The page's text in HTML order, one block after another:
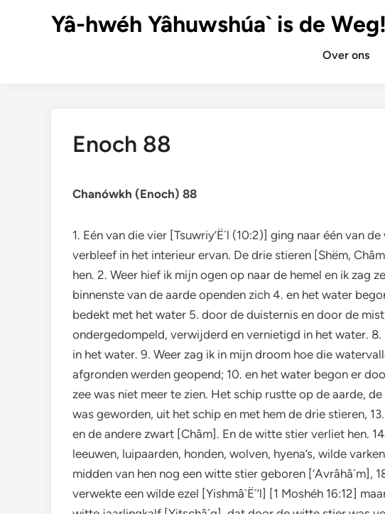
Yâ-hwéh Yâhuwshúa` is de
Over ons
Enoch 88
Chanówkh (Enoch) 88
1. Eén van die vier [Tsuwriy’Ë´l (10:2)] ging naar één van
verbleef in het interieur ervan. De drie stieren [Shëm,
hen. 2. Weer hief ik mijn ogen op naar de hemel en ik
binnenste van de aarde openden zich 4. en het water
bedekt met het water 5. door de duisternis en door de
ondergedompeld, verwijderd en vernietigd in het water.
in het water. 9. Weer zag ik in mijn droom hoe die
afgronden werden geopend; 10. en het water begon er
zee was niet meer te zien. Het schip rustte op de aarde,
was geworden, uit het schip en met hem de drie stieren,
en de andere zwart [Châm]. En de witte stier verliet hen.
leeuwen, luipaarden, honden, wolven, hyena’s, wilde
midden van hen nog een witte stier geboren [‘Avrâhâ´m],
verwekte een wilde ezel [Yishmâ`Ë´’l] [1 Moshéh 16:12]